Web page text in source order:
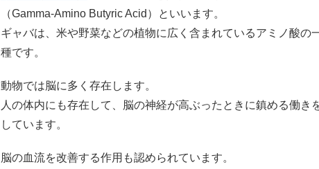
（Gamma-Amino Butyric Acid）といいます。
ギャバは、米や野菜などの植物に広く含まれているアミノ酸の
種です。
動物では脳に多く存在します。
人の体内にも存在して、脳の神経が高ぶったときに鎮める働き
しています。
脳の血流を改善する作用も認められています。